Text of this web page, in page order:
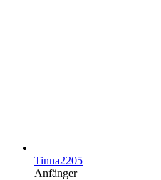
Tinna2205
Anfänger